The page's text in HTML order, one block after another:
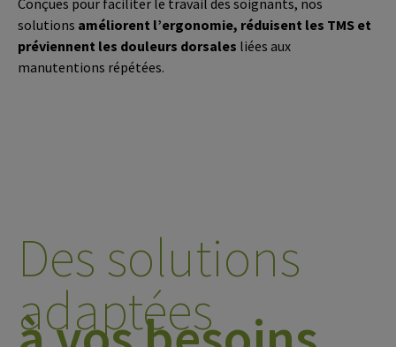
solutions améliorent l’ergonomie, réduisent les TMS et
préviennent les douleurs dorsales liées aux
manutentions répétées.
Des solutions
adaptées